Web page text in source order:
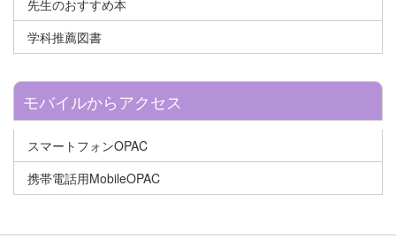
先生のおすすめ本
学科推薦図書
モバイルからアクセス
スマートフォンOPAC
携帯電話用MobileOPAC